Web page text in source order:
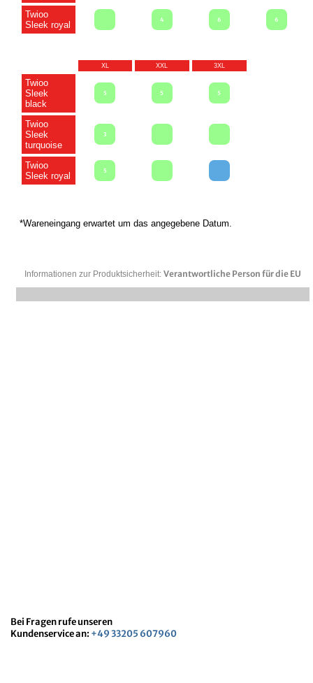
Twioo
Sleek royal
4 6 6
XL XXL 3XL
Twioo
Sleek
black
5 5 5
Twioo
Sleek
turquoise
3
Twioo
Sleek royal
5
*Wareneingang erwartet um das angegebene Datum.
Informationen zur Produktsicherheit: Verantwortliche Person für die EU
Bei Fragen rufe unseren
Kundenservice an: +49 33205 607960